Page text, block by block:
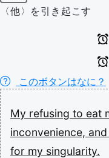
〈他〉を引き起こす
このボタンはなに？
My refusing to eat
inconvenience, and
for my singularity.